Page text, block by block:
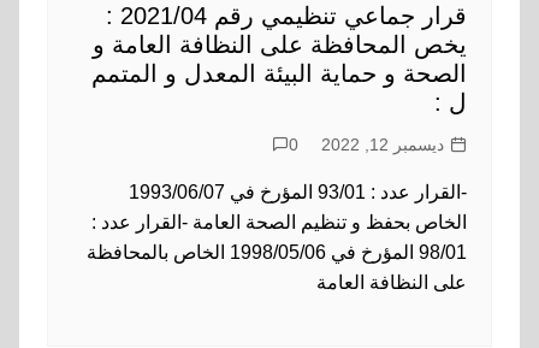
قرار جماعي تنظيمي رقم 2021/04 :
يخص المحافظة على النظافة العامة و
الصحة و حماية البيئة المعدل و المتمم
ل :
ديسمبر 12, 2022 0
-القرار عدد : 93/01 المؤرخ في 1993/06/07
الخاص بحفظ و تنظيم الصحة العامة -القرار عدد :
98/01 المؤرخ في 1998/05/06 الخاص بالمحافظة
على النظافة العامة